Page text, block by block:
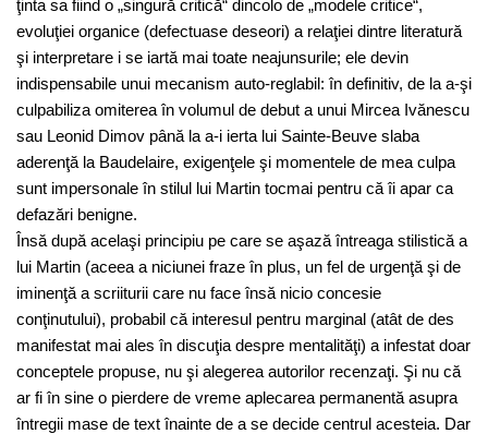
ţinta sa fiind o „singură critică“ dincolo de „modele critice“,
evoluţiei organice (defectuase deseori) a relaţiei dintre literatură
şi interpretare i se iartă mai toate neajunsurile; ele devin
indispensabile unui mecanism auto-reglabil: în definitiv, de la a-şi
culpabiliza omiterea în volumul de debut a unui Mircea Ivănescu
sau Leonid Dimov până la a-i ierta lui Sainte-Beuve slaba
aderenţă la Baudelaire, exigenţele şi momentele de mea culpa
sunt impersonale în stilul lui Martin tocmai pentru că îi apar ca
defazări benigne.
Însă după acelaşi principiu pe care se aşază întreaga stilistică a
lui Martin (aceea a niciunei fraze în plus, un fel de urgenţă şi de
iminenţă a scriiturii care nu face însă nicio concesie
conţinutului), probabil că interesul pentru marginal (atât de des
manifestat mai ales în discuţia despre mentalităţi) a infestat doar
conceptele propuse, nu şi alegerea autorilor recenzaţi. Şi nu că
ar fi în sine o pierdere de vreme aplecarea permanentă asupra
întregii mase de text înainte de a se decide centrul acesteia. Dar